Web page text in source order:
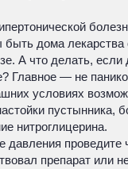
дома
А что делать, если
Главное — не
условиях
пустынника,
нитроглицерина.
давления проведите
препарат или